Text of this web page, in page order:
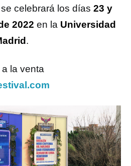
celebrará los días 23 y
2022 en la Universidad
.
la venta